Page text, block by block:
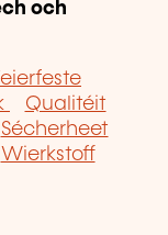
och
Qualitéit
Sécherheet
Wierkstoff